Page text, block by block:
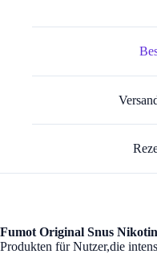
Fumot Original Snus
Produkten für Nutzer,die